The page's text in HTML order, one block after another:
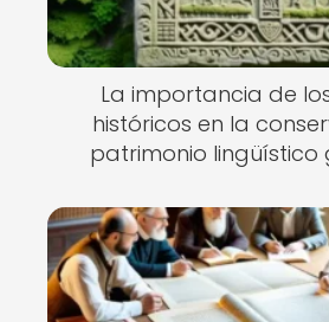
La importancia de
históricos en la
patrimonio lingüístico